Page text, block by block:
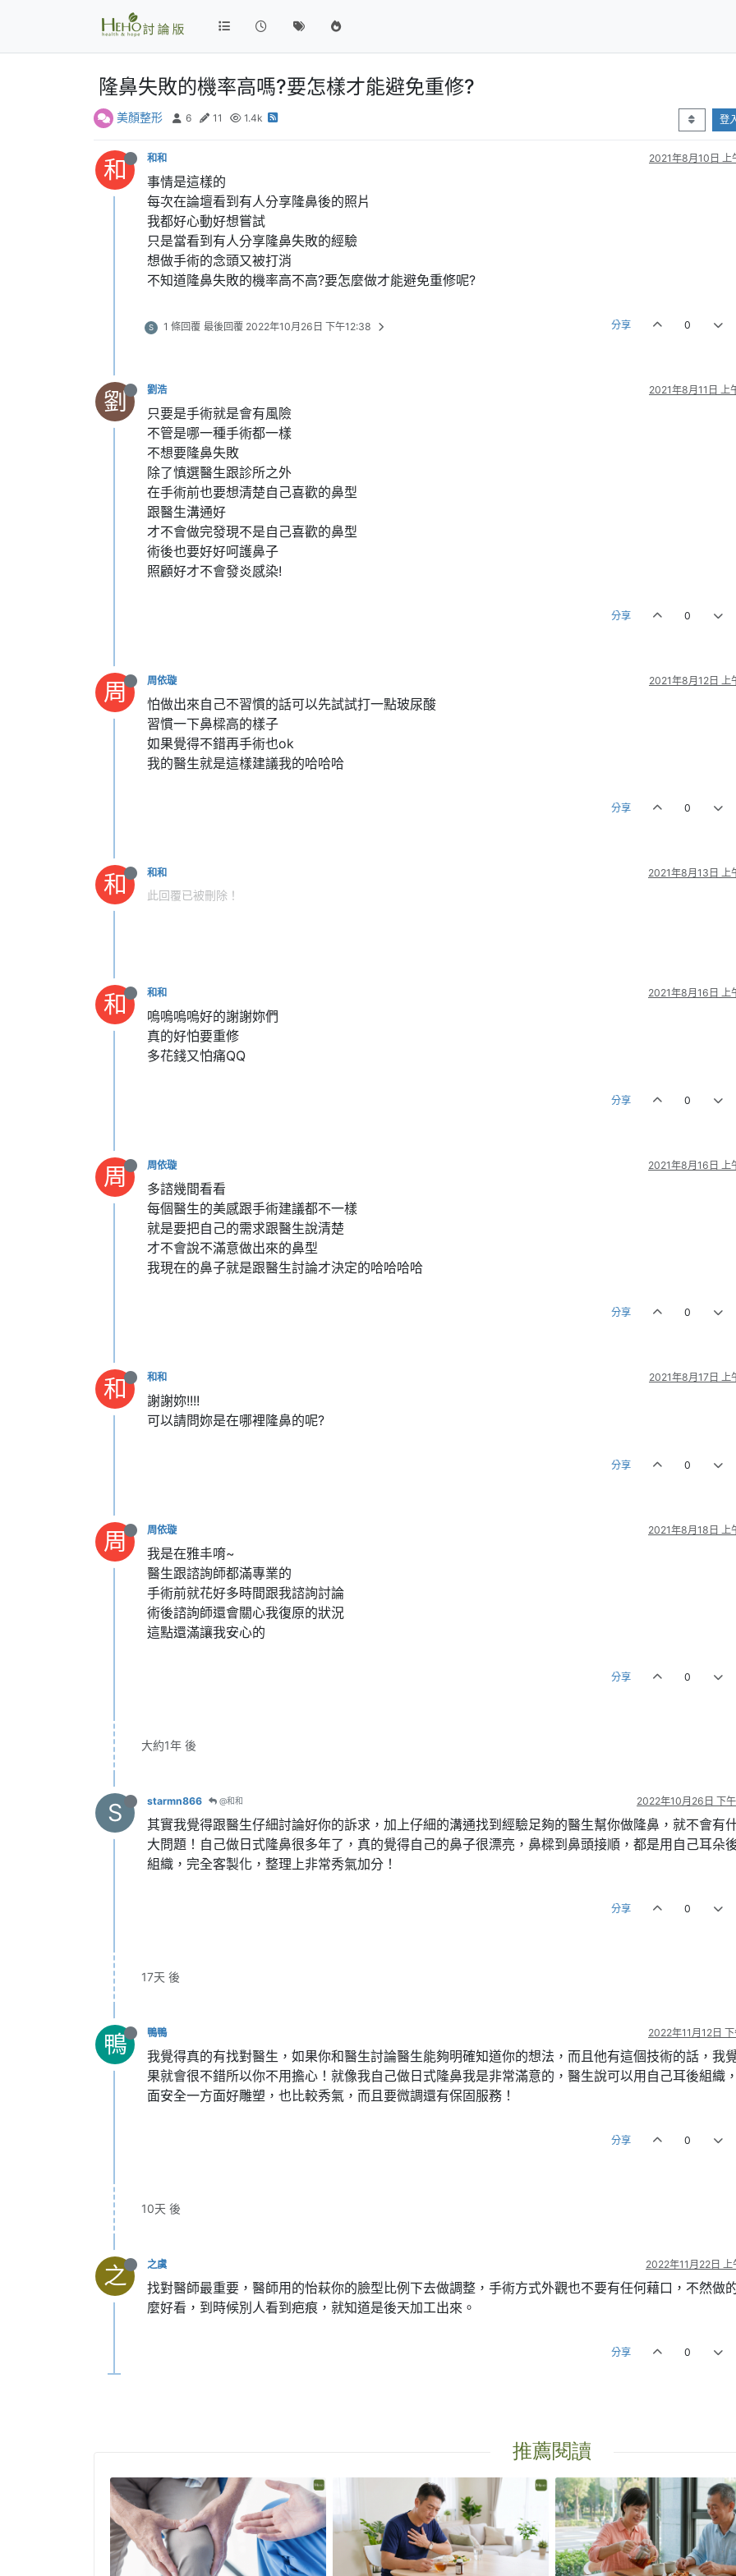
隆鼻失敗的機率高嗎?要怎樣才能避免重修?
美顏整形 6 11 1.4k 登
和 和和 2021年8月10日 上
事情是這樣的
每次在論壇看到有人分享隆鼻後的照片
我都好心動好想嘗試
只是當看到有人分享隆鼻失敗的經驗
想做手術的念頭又被打消
不知道隆鼻失敗的機率高不高?要怎麼做才能避免重修呢?
S 1 條回覆 最後回覆 2022年10月26日 下午12:38 分享 0
劉 劉浩 2021年8月11日 上
只要是手術就是會有風險
不管是哪一種手術都一樣
不想要隆鼻失敗
除了慎選醫生跟診所之外
在手術前也要想清楚自己喜歡的鼻型
跟醫生溝通好
才不會做完發現不是自己喜歡的鼻型
術後也要好好呵護鼻子
照顧好才不會發炎感染!
分享 0
周 周依璇 2021年8月12日 上
怕做出來自己不習慣的話可以先試試打一點玻尿酸
習慣一下鼻樑高的樣子
如果覺得不錯再手術也ok
我的醫生就是這樣建議我的哈哈哈
分享 0
和 和和 2021年8月13日 上
此回覆已被刪除！
和 和和 2021年8月16日 上
嗚嗚嗚嗚好的謝謝妳們
真的好怕要重修
多花錢又怕痛QQ
分享 0
周 周依璇 2021年8月16日 上
多諮幾間看看
每個醫生的美感跟手術建議都不一樣
就是要把自己的需求跟醫生說清楚
才不會說不滿意做出來的鼻型
我現在的鼻子就是跟醫生討論才決定的哈哈哈哈
分享 0
和 和和 2021年8月17日 上
謝謝妳!!!!
可以請問妳是在哪裡隆鼻的呢?
分享 0
周 周依璇 2021年8月18日 上
我是在雅丰唷~
醫生跟諮詢師都滿專業的
手術前就花好多時間跟我諮詢討論
術後諮詢師還會關心我復原的狀況
這點還滿讓我安心的
分享 0
大約1年 後
S starmn866 @和和 2022年10月26日 下
其實我覺得跟醫生仔細討論好你的訴求，加上仔細的溝通找到經驗足夠的醫生幫你做隆鼻，就不會有
大問題！自己做日式隆鼻很多年了，真的覺得自己的鼻子很漂亮，鼻樑到鼻頭接順，都是用自己耳朵
組織，完全客製化，整理上非常秀氣加分！
分享 0
17天 後
鴨 鴨鴨 2022年11月12日
我覺得真的有找對醫生，如果你和醫生討論醫生能夠明確知道你的想法，而且他有這個技術的話，我
果就會很不錯所以你不用擔心！就像我自己做日式隆鼻我是非常滿意的，醫生說可以用自己耳後組織
面安全一方面好雕塑，也比較秀氣，而且要微調還有保固服務！
分享 0
10天 後
之 之虞 2022年11月22日 上
找對醫師最重要，醫師用的怡萩你的臉型比例下去做調整，手術方式外觀也不要有任何藉口，不然做
麼好看，到時候別人看到疤痕，就知道是後天加工出來。
分享 0